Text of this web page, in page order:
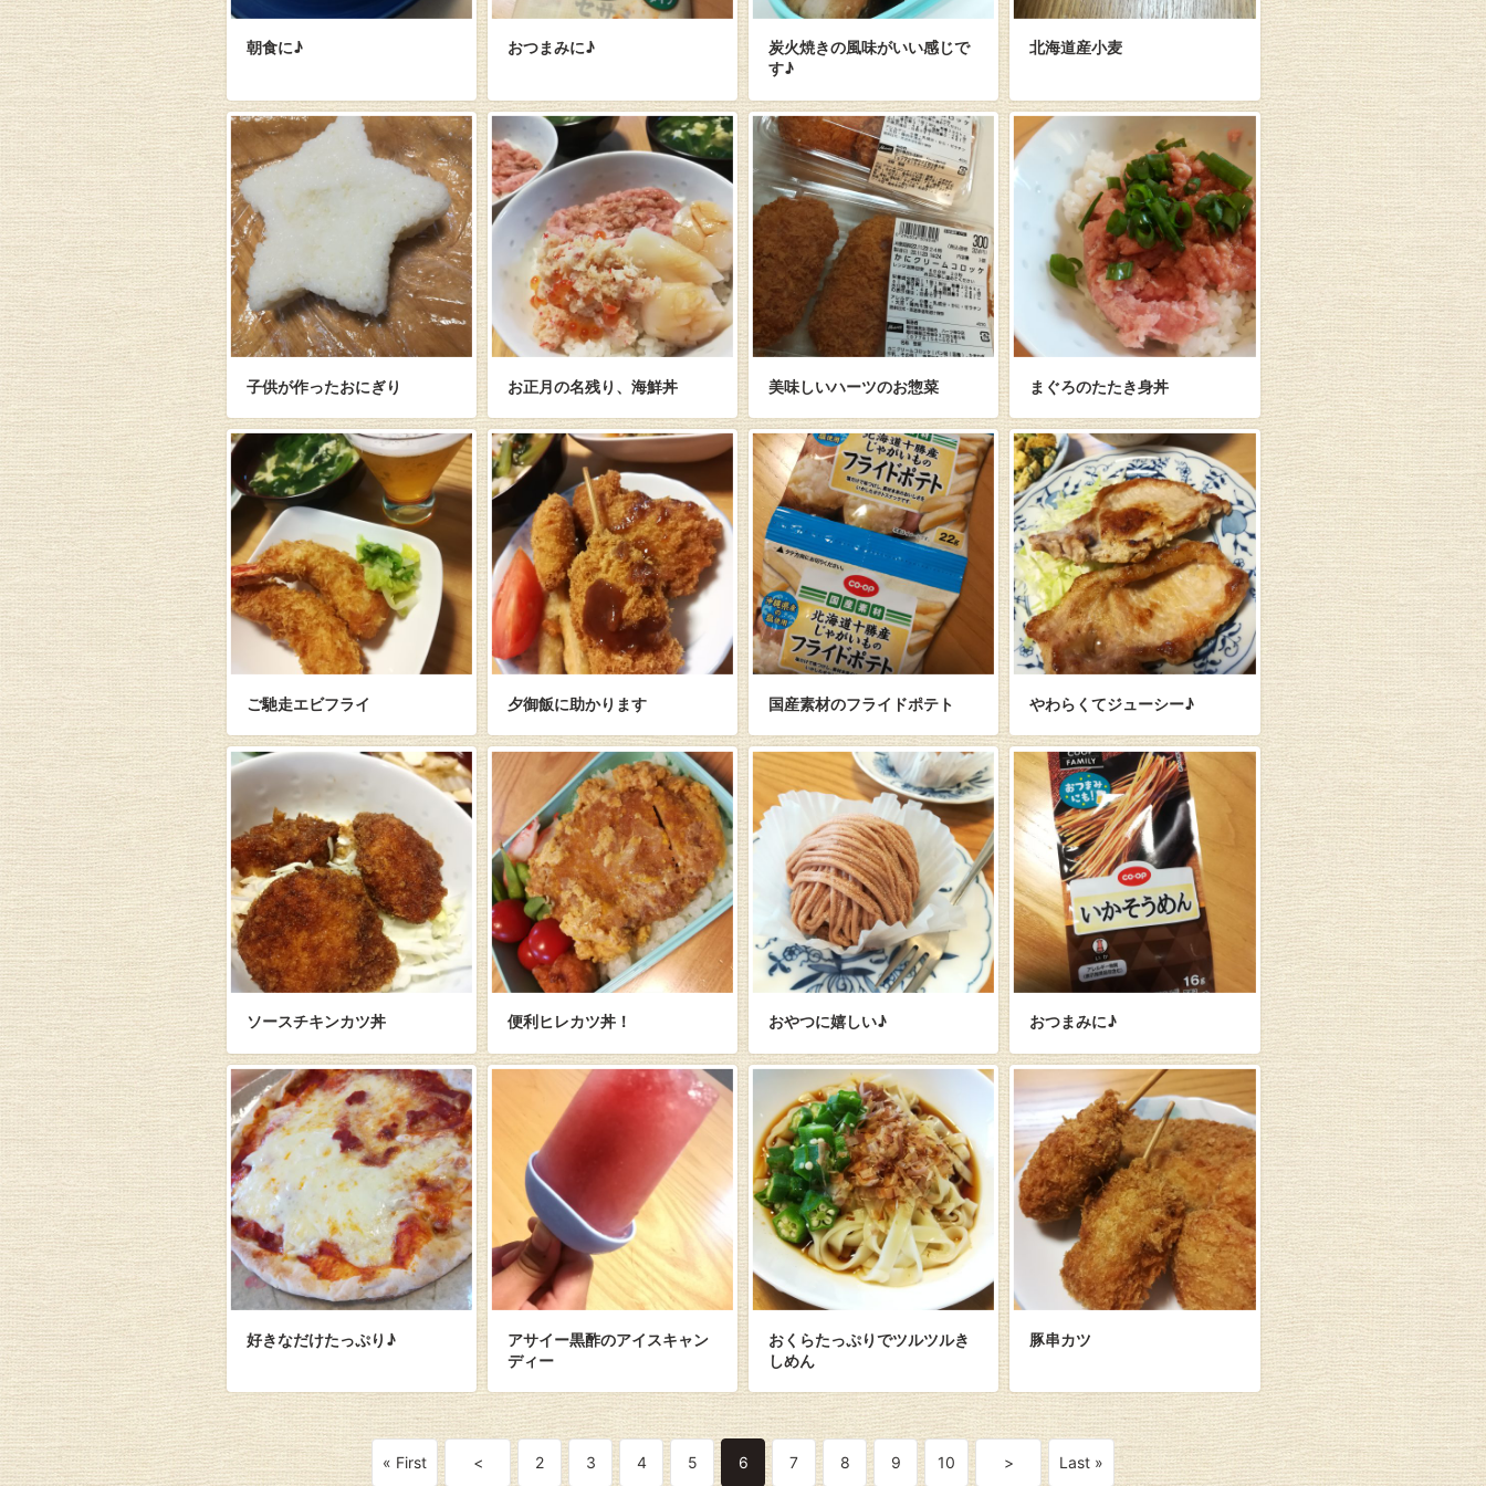
朝食に♪ おつまみに♪
炭火焼きの風味がいい感じで
す♪
北海道産小麦
子供が作ったおにぎり お正月の名残り、海鮮丼 美味しいハーツのお惣菜 まぐろのたたき身丼
ご馳走エビフライ 夕御飯に助かります 国産素材のフライドポテト やわらくてジューシー♪
ソースチキンカツ丼 便利ヒレカツ丼！ おやつに嬉しい♪ おつまみに♪
好きなだけたっぷり♪
アサイー黒酢のアイスキャン
ディー
おくらたっぷりでツルツルき
しめん
豚串カツ
« First < 2 3 4 5 6 7 8 9 10 > Last »